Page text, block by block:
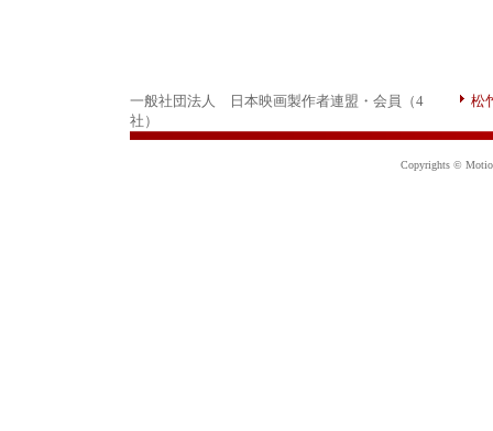
一般社団法人 日本映画製作者連盟・会員（4
社）
松
Copyrights ©